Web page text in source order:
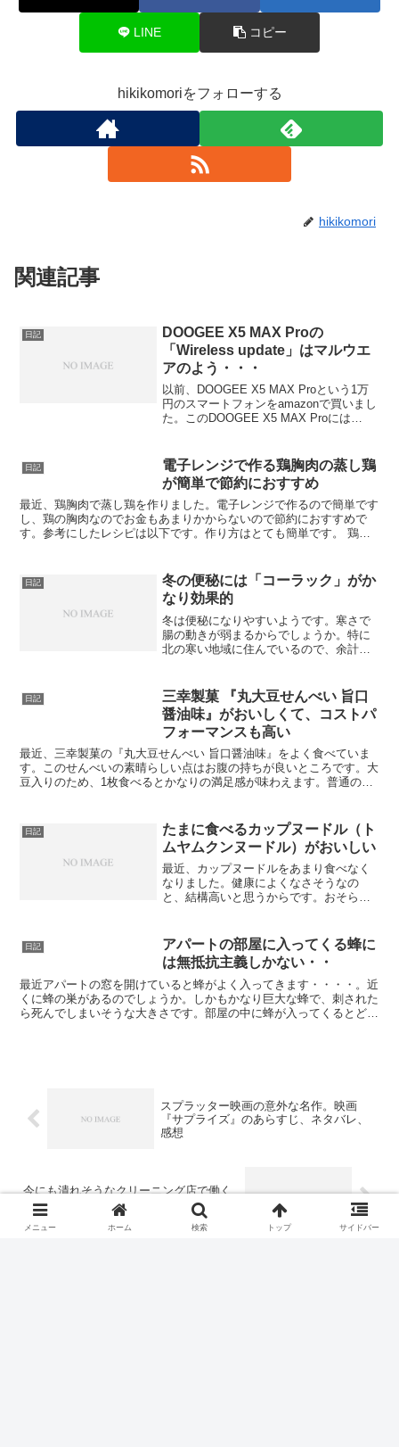
LINE コピー
hikikomoriをフォローする
hikikomori
関連記事
日記
DOOGEE X5 MAX Proの
「Wireless update」はマルウエ
アのよう・・・
以前、DOOGEE X5 MAX Proという1万
円のスマートフォンをamazonで買いまし
た。このDOOGEE X5 MAX Proには
らマルウェア ...
日記
電子レンジで作る鶏胸肉の蒸し鶏
が簡単で節約におすすめ
最近、鶏胸肉で蒸し鶏を作りました。電子レンジで作るので簡単です
し、鶏の胸肉なのでお金もあまりかからないので節約におすすめで
す。参考にしたレシピは以下です。作り方はとても簡単です。 鶏胸
日記
冬の便秘には「コーラック」がか
なり効果的
冬は便秘になりやすいようです。寒さで
腸の動きが弱まるからでしょうか。特に
北の寒い地域に住んでいるので、余計そ
秘の薬を飲んだことはあまりありません
でした。薬局に行ってどれ...
日記
三幸製菓 『丸大豆せんべい 旨口
醤油味』がおいしくて、コストパ
フォーマンスも高い
最近、三幸製菓の『丸大豆せんべい 旨口醤油味』をよく食べていま
す。このせんべいの素晴らしい点はお腹の持ちが良いところです。大
豆入りのため、1枚食べるとかなりの満足感が味わえます。普通のせ
日記
たまに食べるカップヌードル（ト
ムヤムクンヌードル）がおいしい
最近、カップヌードルをあまり食べなく
なりました。健康によくなさそうなの
と、結構高いと思うからです。おそら
す。しかし、たまに無性に食べたくなる
ことがあります。最近も欲求が抑...
日記
アパートの部屋に入ってくる蜂に
は無抵抗主義しかない・・
最近アパートの窓を開けていると蜂がよく入ってきます・・・・。近
くに蜂の巣があるのでしょうか。しかもかなり巨大な蜂で、刺された
ら死んでしまいそうな大きさです。部屋の中に蜂が入ってくるとどう
スプラッター映画の意外な名作。映画
『サプライズ』のあらすじ、ネタバレ、
感想
今にも潰れそうなクリーニング店で働く
謎の美女
メニュー ホーム 検索 トップ サイドバー